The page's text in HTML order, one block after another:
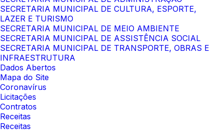
SECRETARIA MUNICIPAL DE CULTURA, ESPORTE,
LAZER E TURISMO
SECRETARIA MUNICIPAL DE MEIO AMBIENTE
SECRETARIA MUNICIPAL DE ASSISTÊNCIA SOCIAL
SECRETARIA MUNICIPAL DE TRANSPORTE, OBRAS E
INFRAESTRUTURA
Dados Abertos
Mapa do Site
Coronavírus
Licitações
Contratos
Receitas
Receitas